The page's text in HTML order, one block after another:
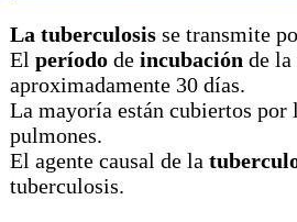
La tuberculosisse transmite
El períodode incubación de la
aproximadamente 30 días.
La mayoría están cubiertos
pulmones.
El agente causal de la
tuberculosis.